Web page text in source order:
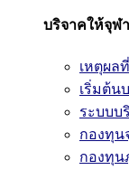
บริจาคให้จุฬ
เหตุผล
เริ่มต้น
ระบบบ
กองทุน
กองทุน